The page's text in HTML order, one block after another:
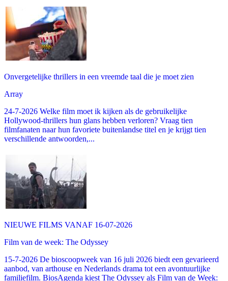
Onvergetelijke thrillers in een vreemde taal die je moet zien
Array
24-7-2026 Welke film moet ik kijken als de gebruikelijke
Hollywood-thrillers hun glans hebben verloren? Vraag tien
filmfanaten naar hun favoriete buitenlandse titel en je krijgt tien
verschillende antwoorden,...
NIEUWE FILMS VANAF 16-07-2026
Film van de week: The Odyssey
15-7-2026 De bioscoopweek van 16 juli 2026 biedt een gevarieerd
aanbod, van arthouse en Nederlands drama tot een avontuurlijke
familiefilm. BiosAgenda kiest The Odyssey als Film van de Week: